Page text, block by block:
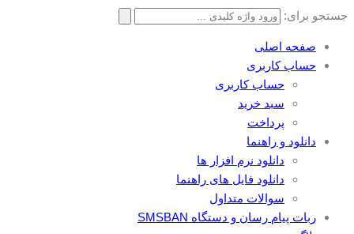
جستجو برای:
صفحه اصلی
حساب کاربری
حساب کاربری
سبد خرید
پرداخت
دانلود و راهنما
دانلود نرم افزار ها
دانلود فایل های راهنما
سوالات متداول
ربات پیام رسان و دستگاه SMSBAN